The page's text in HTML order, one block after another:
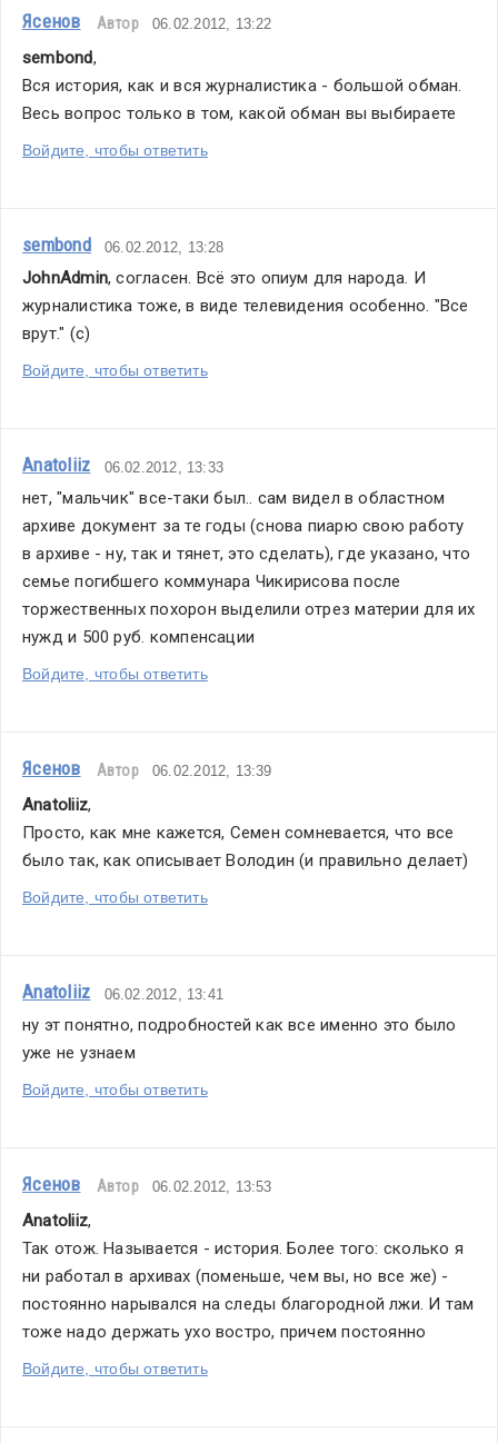
Ясенов Автор 06.02.2012, 13:22
sembond,
Вся история, как и вся журналистика - большой обман.
Весь вопрос только в том, какой обман вы выбираете
Войдите, чтобы ответить
sembond 06.02.2012, 13:28
JohnAdmin, согласен. Всё это опиум для народа. И
журналистика тоже, в виде телевидения особенно. "Все
врут." (с)
Войдите, чтобы ответить
Anatoliiz 06.02.2012, 13:33
нет, "мальчик" все-таки был.. сам видел в областном
архиве документ за те годы (снова пиарю свою работу
в архиве - ну, так и тянет, это сделать), где указано, что
семье погибшего коммунара Чикирисова после
торжественных похорон выделили отрез материи для их
нужд и 500 руб. компенсации
Войдите, чтобы ответить
Ясенов Автор 06.02.2012, 13:39
Anatoliiz,
Просто, как мне кажется, Семен сомневается, что все
было так, как описывает Володин (и правильно делает)
Войдите, чтобы ответить
Anatoliiz 06.02.2012, 13:41
ну эт понятно, подробностей как все именно это было
уже не узнаем
Войдите, чтобы ответить
Ясенов Автор 06.02.2012, 13:53
Anatoliiz,
Так отож. Называется - история. Более того: сколько я
ни работал в архивах (поменьше, чем вы, но все же) -
постоянно нарывался на следы благородной лжи. И там
тоже надо держать ухо востро, причем постоянно
Войдите, чтобы ответить